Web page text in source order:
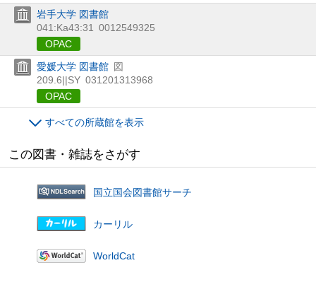
岩手大学 図書館
041:Ka43:31
0012549325
OPAC
愛媛大学 図書館 図
209.6||SY 031201313968
OPAC
すべての所蔵館を表示
この図書・雑誌をさがす
国立国会図書館サーチ
カーリル
WorldCat